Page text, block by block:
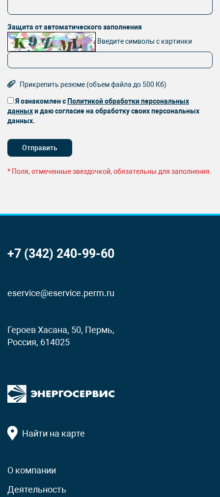
Защита от автоматического заполнения
Введите символы с картинки
Прикрепить резюме (объем файла до 500 Кб)
Я ознакомлен с Политикой обработки персональных
данныхи даю согласие на обработку своих персональных
данных.
* Поля, отмеченные звездочкой, обязательны для заполнения.
+7 (342) 240-99-60
eservice@eservice.perm.ru
Героев Хасана, 50, Пермь,
Россия, 614025
Найти на карте
О компании
Деятельность